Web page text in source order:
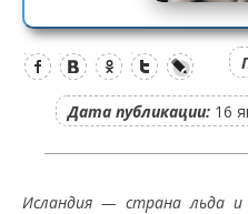
Дата публикации: 16
Исландия — страна льда и